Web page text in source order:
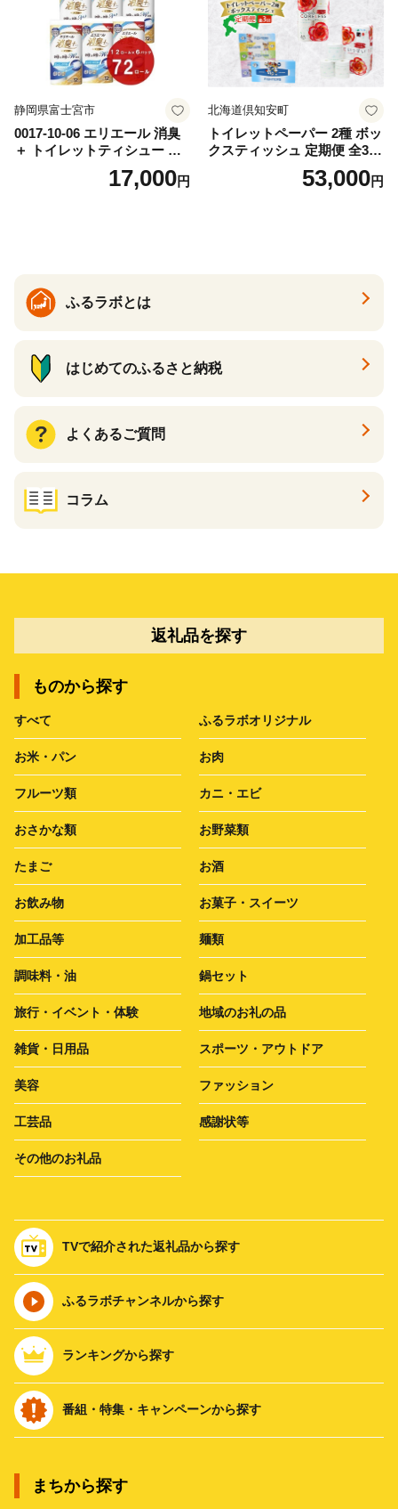
静岡県富士宮市
0017-10-06 エリエール 消臭
＋ トイレットティシュー し
っかり香るフレッシュクリア
の香り ダブル 12ロール×6パ
17,000円
北海道倶知安町
トイレットペーパー 2種 ボッ
クスティッシュ 定期便 全3
回 日本製 まとめ買い 防災
常備品 日用雑貨 消耗品 生活
53,000円
ふるラボとは
はじめてのふるさと納税
よくあるご質問
コラム
返礼品を探す
ものから探す
すべて ふるラボオリジナル
お米・パン お肉
フルーツ類 カニ・エビ
おさかな類 お野菜類
たまご お酒
お飲み物 お菓子・スイーツ
加工品等 麺類
調味料・油 鍋セット
旅行・イベント・体験 地域のお礼の品
雑貨・日用品 スポーツ・アウトドア
美容 ファッション
工芸品 感謝状等
その他のお礼品
TVで紹介された返礼品から探す
ふるラボチャンネルから探す
ランキングから探す
番組・特集・キャンペーンから探す
まちから探す